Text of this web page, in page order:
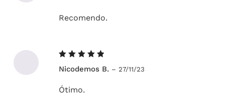
Recomendo.
5de 5
Nicodemos B. – 27/11/23
Ótimo.